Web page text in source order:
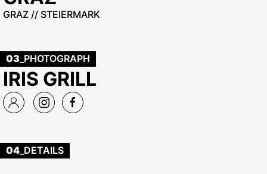
GRAZ // STEIERMARK
03 _PHOTOGRAPH
IRIS GRILL
04 _DETAILS